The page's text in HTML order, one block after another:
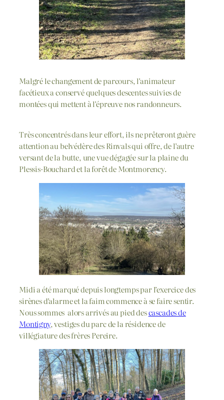
Malgré le changement de parcours, l’animateur
facétieux a conservé quelques descentes suivies de
montées qui mettent à l’épreuve nos randonneurs.
Très concentrés dans leur effort, ils ne prêteront guère
attention au belvédère des Rinvals qui offre, de l’autre
versant de la butte, une vue dégagée sur la plaine du
Plessis-Bouchard et la forêt de Montmorency.
Midi a été marqué depuis longtemps par l’exercice des
sirènes d’alarme et la faim commence à se faire sentir.
Nous sommes alors arrivés au pied descascades de
Montigny, vestiges du parc de la résidence de
villégiature des frères Pereire.